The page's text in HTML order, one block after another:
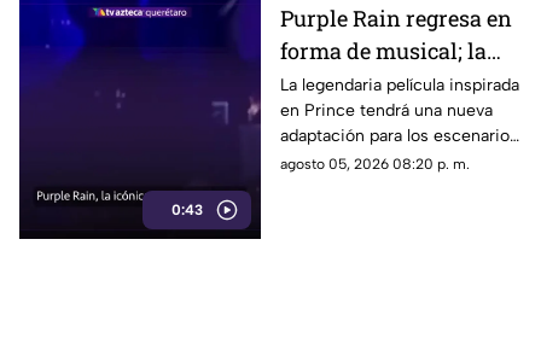
0:43
Purple Rain regresa en
forma de musical; la
historia de Prince
llegará renovada
La legendaria película inspirada
en Prince tendrá una nueva
adaptación para los escenarios
con un enfoque distinto al de
agosto 05, 2026 08:20 p. m.